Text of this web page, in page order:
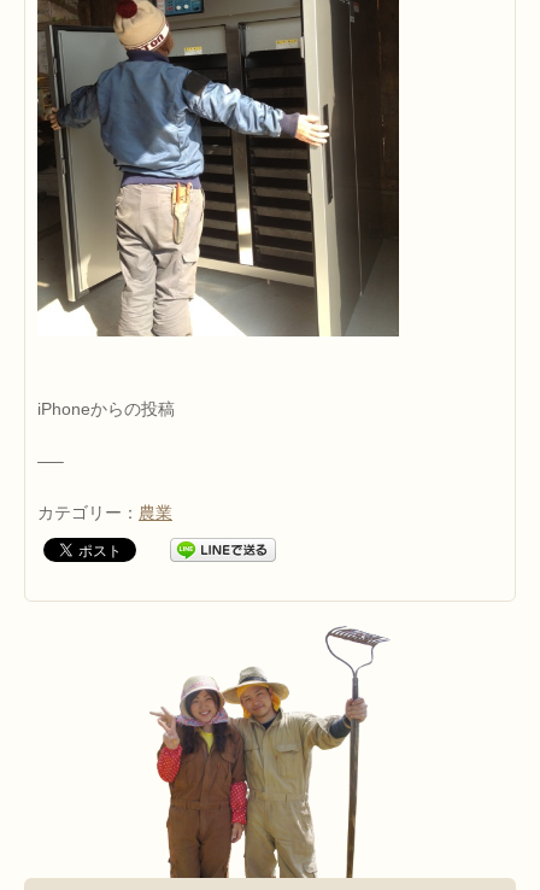
iPhoneからの投稿
—–
カテゴリー： 農業